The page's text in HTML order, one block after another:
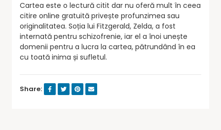
Cartea este o lectură citit dar nu oferă mult în ceea
citire online gratuită privește profunzimea sau
originalitatea. Soția lui Fitzgerald, Zelda, a fost
internată pentru schizofrenie, iar el a înoi unește
domenii pentru a lucra la cartea, pătrundând în ea
cu toată inima și sufletul.
Share: